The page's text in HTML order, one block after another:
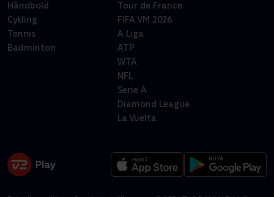
Håndbold
Cykling
Tennis
Badminton
Tour de France
FIFA VM 2026
A Liga
ATP
WTA
NFL
Serie A
Diamond League
La Vuelta